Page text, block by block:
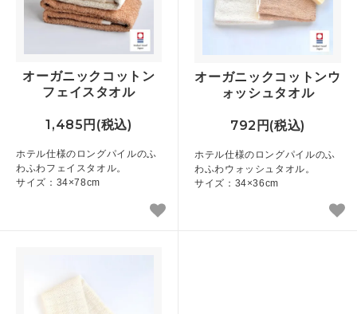
オーガニックコットン
フェイスタオル
1,485円(税込)
ホテル仕様のロングパイルのふ
わふわフェイスタオル。
サイズ：34×78cm
オーガニックコットンウ
ォッシュタオル
792円(税込)
ホテル仕様のロングパイルのふ
わふわウォッシュタオル。
サイズ：34×36cm